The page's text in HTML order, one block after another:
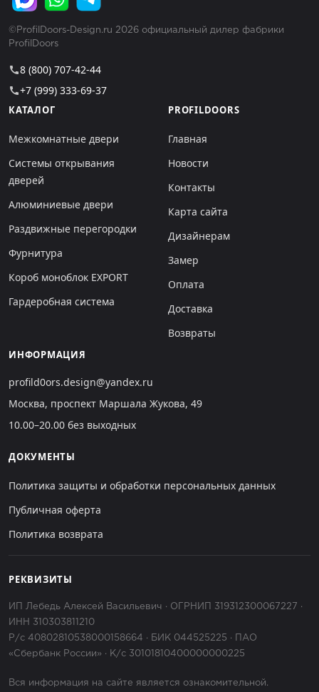
©ProfilDoors-Design.ru 2026 официальный дилер фабрики
ProfilDoors
call8 (800) 707-42-44
call+7 (999) 333-69-37
КАТАЛОГ
Межкомнатные двери
Системы открывания
дверей
Алюминиевые двери
Раздвижные перегородки
Фурнитура
Короб моноблок EXPORT
Гардеробная система
PROFILDOORS
Главная
Новости
Контакты
Карта сайта
Дизайнерам
Замер
Оплата
Доставка
Возвраты
ИНФОРМАЦИЯ
profild0ors.design@yandex.ru
Москва, проспект Маршала Жукова, 49
10.00–20.00 без выходных
ДОКУМЕНТЫ
Политика защиты и обработки персональных данных
Публичная оферта
Политика возврата
РЕКВИЗИТЫ
ИП Лебедь Алексей Васильевич · ОГРНИП 319312300067227 ·
ИНН 310303811210
Р/с 40802810538000158664 · БИК 044525225 · ПАО
«Сбербанк России» · К/с 30101810400000000225
Вся информация на сайте является ознакомительной.